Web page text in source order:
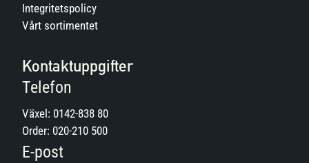
Integritetspolicy
Vårt sortimentet
Kontaktuppgifter
Telefon
Växel: 0142-838 80
Order: 020-210 500
E-post